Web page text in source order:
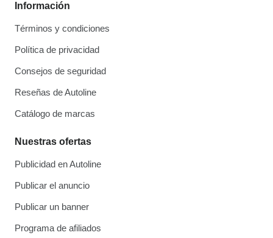
Información
Términos y condiciones
Política de privacidad
Consejos de seguridad
Reseñas de Autoline
Catálogo de marcas
Nuestras ofertas
Publicidad en Autoline
Publicar el anuncio
Publicar un banner
Programa de afiliados